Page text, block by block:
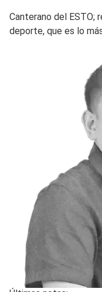
Canterano del ESTO;
deporte, que es lo